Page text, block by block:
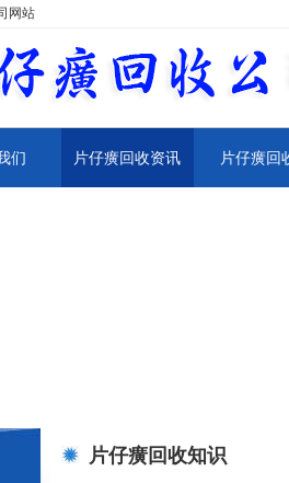
网站
们 片仔癀回收资讯 片仔癀回
片仔癀回收知识